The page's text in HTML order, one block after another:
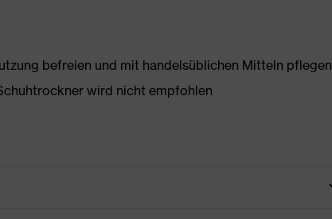
befreien und mit handelsüblichen Mitteln pflegen
wird nicht empfohlen